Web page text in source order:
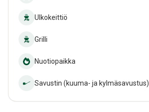
Ulkokeittiö
Grilli
Nuotiopaikka
Savustin (kuuma- ja kylmäsavustus)